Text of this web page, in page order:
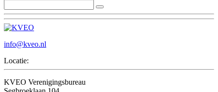
info@kveo.nl
Locatie:
KVEO Verenigingsbureau